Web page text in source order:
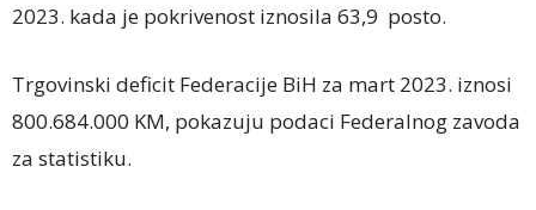
2023. kada je pokrivenost iznosila 63,9 posto.
Trgovinski deficit Federacije BiH za mart 2023. iznosi
800.684.000 KM, pokazuju podaci Federalnog zavoda
za statistiku.